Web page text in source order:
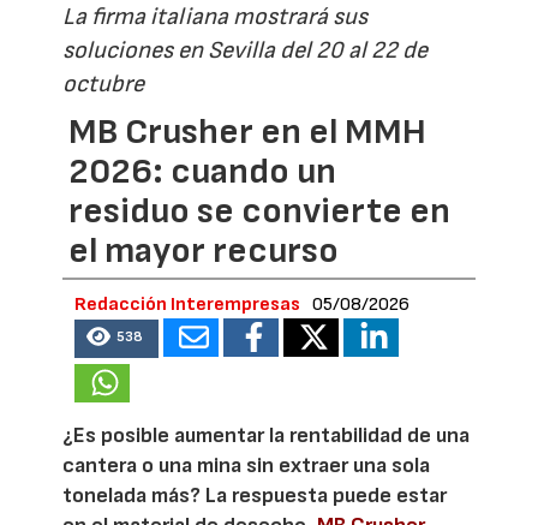
La firma italiana mostrará sus
soluciones en Sevilla del 20 al 22 de
octubre
MB Crusher en el MMH
2026: cuando un
residuo se convierte en
el mayor recurso
Redacción Interempresas 05/08/2026
538
¿Es posible aumentar la rentabilidad de una
cantera o una mina sin extraer una sola
tonelada más? La respuesta puede estar